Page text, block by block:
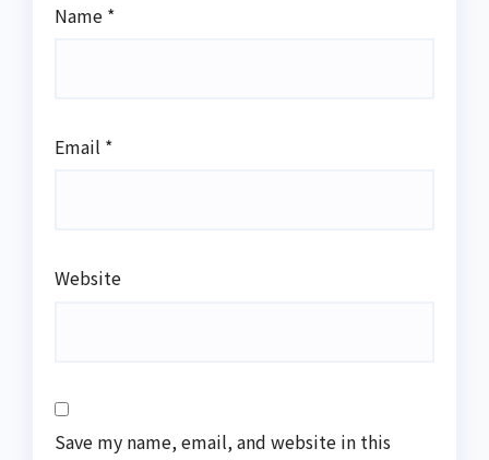
Name *
Email *
Website
Save my name, email, and website in this